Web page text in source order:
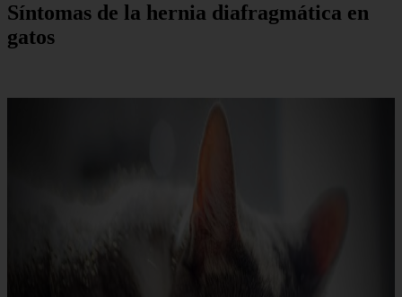
Síntomas de la hernia diafragmática en
gatos